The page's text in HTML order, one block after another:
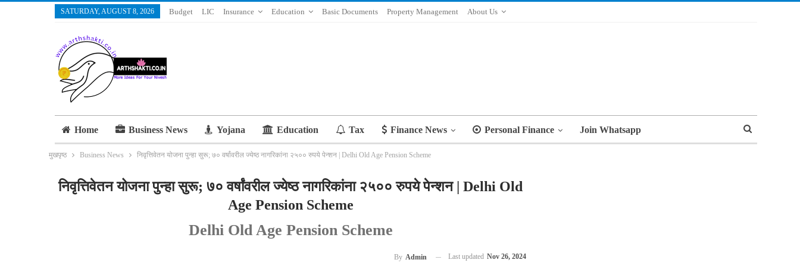
SATURDAY, AUGUST 8, 2026 Budget LIC Insurance Education Basic Documents Property Management About Us
Home Business News Yojana Education Tax Finance News Personal Finance Join Whatsapp
मुखपृष्ठ Business News निवृत्तिवेतन योजना पुन्हा सुरू; ७० वर्षांवरील ज्येष्ठ नागरिकांना २५०० रुपये पेन्शन | Delhi Old Age Pension Scheme
निवृत्तिवेतन योजना पुन्हा सुरू; ७० वर्षांवरील ज्येष्ठ नागरिकांना २५०० रुपये पेन्शन | Delhi Old
Age Pension Scheme
Delhi Old Age Pension Scheme
By Admin Last updated Nov 26, 2024